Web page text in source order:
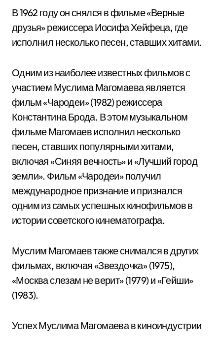
В 1962 году он снялся в фильме «Верные
друзья» режиссера Иосифа Хейфеца, где
исполнил несколько песен, ставших хитами.
Одним из наиболее известных фильмов с
участием Муслима Магомаева является
фильм «Чародеи» (1982) режиссера
Константина Брода. В этом музыкальном
фильме Магомаев исполнил несколько
песен, ставших популярными хитами,
включая «Синяя вечность» и «Лучший город
земли». Фильм «Чародеи» получил
международное признание и признался
одним из самых успешных кинофильмов в
истории советского кинематографа.
Муслим Магомаев также снимался в других
фильмах, включая «Звездочка» (1975),
«Москва слезам не верит» (1979) и «Гейши»
(1983).
Успех Муслима Магомаева в киноиндустрии